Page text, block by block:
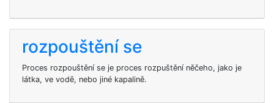
rozpouštění se
Proces rozpouštění se je proces rozpuštění něčeho, jako je
látka, ve vodě, nebo jiné kapalině.